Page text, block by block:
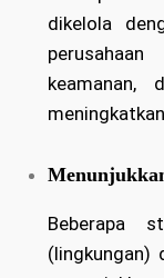
dikelola
keamanan,
Beberapa
(lingkungan)